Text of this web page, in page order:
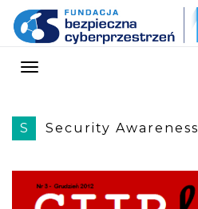
S Security Awareness